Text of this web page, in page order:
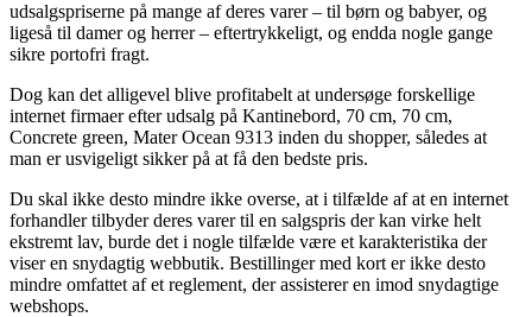
udsalgspriserne på mange af deres varer – til børn og babyer, og
ligeså til damer og herrer – eftertrykkeligt, og endda nogle gange
sikre portofri fragt.
Dog kan det alligevel blive profitabelt at undersøge forskellige
internet firmaer efter udsalg på Kantinebord, 70 cm, 70 cm,
Concrete green, Mater Ocean 9313 inden du shopper, således at
man er usvigeligt sikker på at få den bedste pris.
Du skal ikke desto mindre ikke overse, at i tilfælde af at en internet
forhandler tilbyder deres varer til en salgspris der kan virke helt
ekstremt lav, burde det i nogle tilfælde være et karakteristika der
viser en snydagtig webbutik. Bestillinger med kort er ikke desto
mindre omfattet af et reglement, der assisterer en imod snydagtige
webshops.